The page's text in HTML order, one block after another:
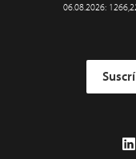
06.08.2026: